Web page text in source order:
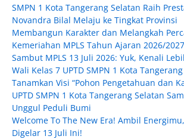
SMPN 1 Kota Tangerang Selatan Raih
Novandra Bilal Melaju ke Tingkat Provinsi
Membangun Karakter dan Melangkah
Kemeriahan MPLS Tahun Ajaran 2026/2027
Sambut MPLS 13 Juli 2026: Yuk, Kenali
Wali Kelas 7 UPTD SMPN 1 Kota
Tanamkan Visi “Pohon Pengetahuan dan
UPTD SMPN 1 Kota Tangerang Selatan
Unggul Peduli Bumi
Welcome To The New Era! Ambil
Digelar 13 Juli Ini!